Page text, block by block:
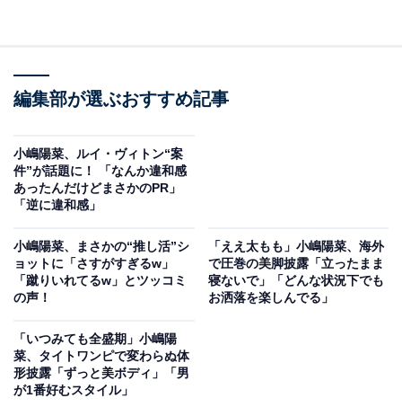
編集部が選ぶおすすめ記事
小嶋陽菜、ルイ・ヴィトン“案
件”が話題に！ 「なんか違和感
あったんだけどまさかのPR」
「逆に違和感」
小嶋陽菜、まさかの“推し活”シ
ョットに「さすがすぎるw」
「蹴りいれてるw」とツッコミ
の声！
「ええ太もも」小嶋陽菜、海外
で圧巻の美脚披露「立ったまま
寝ないで」「どんな状況下でも
お洒落を楽しんでる」
「いつみても全盛期」小嶋陽
菜、タイトワンピで変わらぬ体
形披露「ずっと美ボディ」「男
が1番好むスタイル」